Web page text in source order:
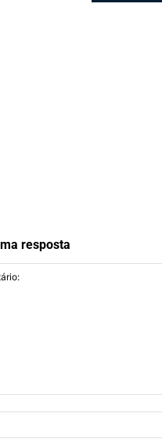
resposta